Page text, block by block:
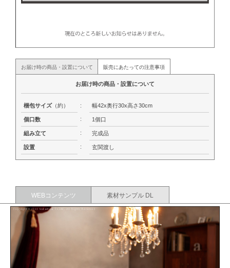
お届け時の商品・設置について 販売にあたっての注意事項
お届け時の商品・設置について
梱包サイズ（約） : 幅42x奥行30x高さ30cm
個口数 : 1個口
組み立て : 完成品
設置 : 玄関渡し
WEBコンテンツ 素材サンプル DL